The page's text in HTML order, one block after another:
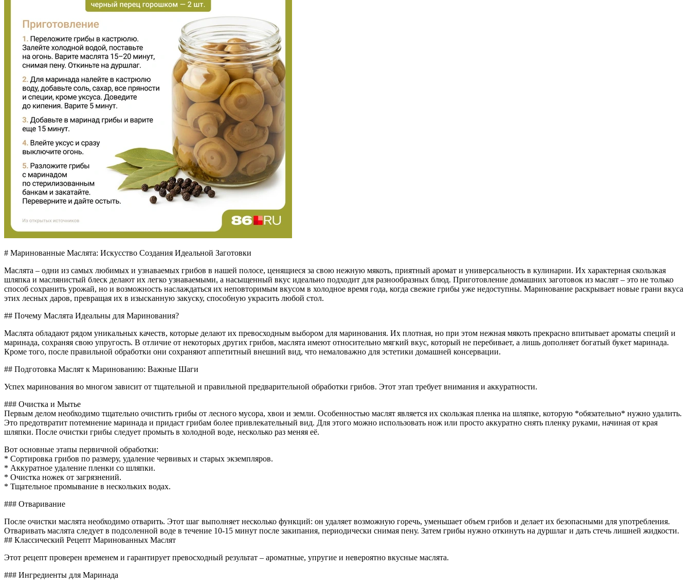
# Маринованные Маслята: Искусство Создания Идеальной Заготовки
Маслята – одни из самых любимых и узнаваемых грибов в нашей полосе, ценящиеся за свою нежную мякоть, приятный аромат и универсальность в кулинарии. Их характерная скользкая
шляпка и маслянистый блеск делают их легко узнаваемыми, а насыщенный вкус идеально подходит для разнообразных блюд. Приготовление домашних заготовок из маслят – это не только
способ сохранить урожай, но и возможность наслаждаться их неповторимым вкусом в холодное время года, когда свежие грибы уже недоступны. Маринование раскрывает новые грани вкуса
этих лесных даров, превращая их в изысканную закуску, способную украсить любой стол.
## Почему Маслята Идеальны для Маринования?
Маслята обладают рядом уникальных качеств, которые делают их превосходным выбором для маринования. Их плотная, но при этом нежная мякоть прекрасно впитывает ароматы специй и
маринада, сохраняя свою упругость. В отличие от некоторых других грибов, маслята имеют относительно мягкий вкус, который не перебивает, а лишь дополняет богатый букет маринада.
Кроме того, после правильной обработки они сохраняют аппетитный внешний вид, что немаловажно для эстетики домашней консервации.
## Подготовка Маслят к Маринованию: Важные Шаги
Успех маринования во многом зависит от тщательной и правильной предварительной обработки грибов. Этот этап требует внимания и аккуратности.
### Очистка и Мытье
Первым делом необходимо тщательно очистить грибы от лесного мусора, хвои и земли. Особенностью маслят является их скользкая пленка на шляпке, которую *обязательно* нужно удалить.
Это предотвратит потемнение маринада и придаст грибам более привлекательный вид. Для этого можно использовать нож или просто аккуратно снять пленку руками, начиная от края
шляпки. После очистки грибы следует промыть в холодной воде, несколько раз меняя её.
Вот основные этапы первичной обработки:
* Сортировка грибов по размеру, удаление червивых и старых экземпляров.
* Аккуратное удаление пленки со шляпки.
* Очистка ножек от загрязнений.
* Тщательное промывание в нескольких водах.
### Отваривание
После очистки маслята необходимо отварить. Этот шаг выполняет несколько функций: он удаляет возможную горечь, уменьшает объем грибов и делает их безопасными для употребления.
Отваривать маслята следует в подсоленной воде в течение 10-15 минут после закипания, периодически снимая пену. Затем грибы нужно откинуть на дуршлаг и дать стечь лишней жидкости.
## Классический Рецепт Маринованных Маслят
Этот рецепт проверен временем и гарантирует превосходный результат – ароматные, упругие и невероятно вкусные маслята.
### Ингредиенты для Маринада